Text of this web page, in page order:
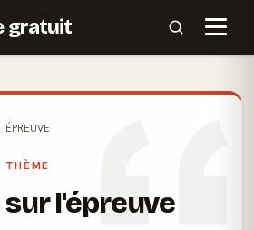
gratuit
ÉPREUVE
THÈME
l'épreuve